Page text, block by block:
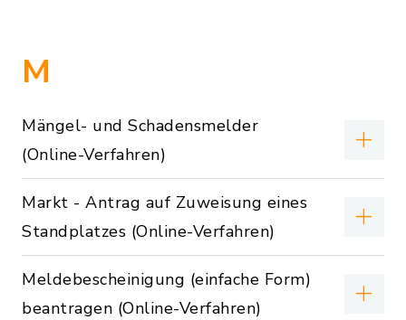
M
Mängel- und Schadensmelder
(Online-Verfahren)
Markt - Antrag auf Zuweisung eines
Standplatzes (Online-Verfahren)
Meldebescheinigung (einfache Form)
beantragen (Online-Verfahren)